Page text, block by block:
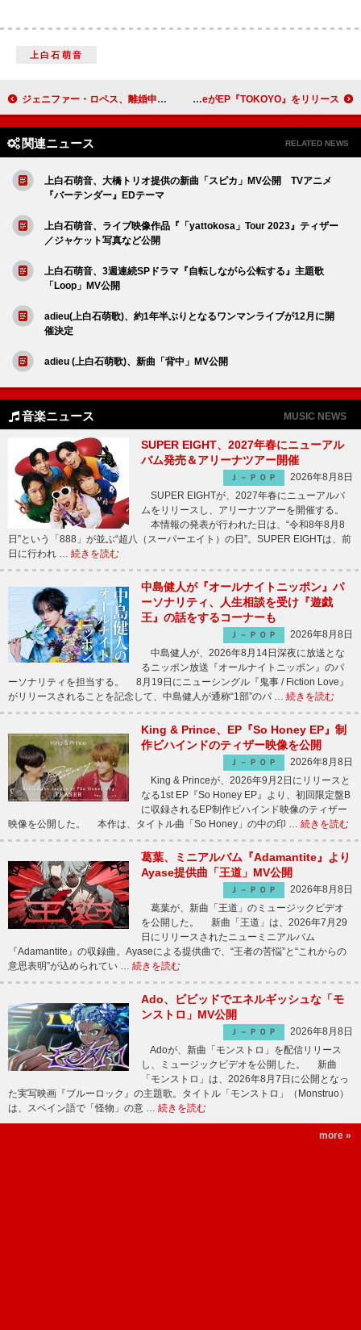
上白石萌音
ジェニファー・ロペス、離婚申請後にベン・アフレックとのロマンスを追ったドキュメンタリーの視聴数が3,000％増加 ヒップホップ＆レゲエのハイブリッドアーティスト、Red EyeがEP『TOKOYO』をリリース
関連ニュース RELATED NEWS
上白石萌音、大橋トリオ提供の新曲「スピカ」MV公開 TVアニメ
『バーテンダー』EDテーマ
上白石萌音、ライブ映像作品『「yattokosa」Tour 2023』ティザー
／ジャケット写真など公開
上白石萌音、3週連続SPドラマ『自転しながら公転する』主題歌
「Loop」MV公開
adieu(上白石萌歌)、約1年半ぶりとなるワンマンライブが12月に開
催決定
adieu (上白石萌歌)、新曲「背中」MV公開
音楽ニュース MUSIC NEWS
SUPER EIGHT、2027年春にニューアル
バム発売＆アリーナツアー開催
Ｊ－ＰＯＰ
2026年8月8日
SUPER EIGHTが、2027年春にニューアルバ
ムをリリースし、アリーナツアーを開催する。
本情報の発表が行われた日は、“令和8年8月8
日”という「888」が並ぶ“超八（スーパーエイト）の日”。SUPER EIGHTは、前
日に行われ … 続きを読む
中島健人が『オールナイトニッポン』パ
ーソナリティ、人生相談を受け『遊戯
王』の話をするコーナーも
Ｊ－ＰＯＰ
2026年8月8日
中島健人が、2026年8月14日深夜に放送とな
るニッポン放送『オールナイトニッポン』のパ
ーソナリティを担当する。 8月19日にニューシングル『鬼事 / Fiction Love』
がリリースされることを記念して、中島健人が通称“1部”のパ … 続きを読む
King & Prince、EP『So Honey EP』制
作ビハインドのティザー映像を公開
Ｊ－ＰＯＰ
2026年8月8日
King & Princeが、2026年9月2日にリリースと
なる1st EP『So Honey EP』より、初回限定盤B
に収録されるEP制作ビハインド映像のティザー
映像を公開した。 本作は、タイトル曲「So Honey」の中の印 … 続きを読む
葛葉、ミニアルバム『Adamantite』より
Ayase提供曲「王道」MV公開
Ｊ－ＰＯＰ
2026年8月8日
葛葉が、新曲「王道」のミュージックビデオ
を公開した。 新曲「王道」は、2026年7月29
日にリリースされたニューミニアルバム
『Adamantite』の収録曲。Ayaseによる提供曲で、“王者の苦悩”と“これからの
意思表明”が込められてい … 続きを読む
Ado、ビビッドでエネルギッシュな「モ
ンストロ」MV公開
Ｊ－ＰＯＰ
2026年8月8日
Adoが、新曲「モンストロ」を配信リリース
し、ミュージックビデオを公開した。 新曲
「モンストロ」は、2026年8月7日に公開となっ
た実写映画『ブルーロック』の主題歌。タイトル「モンストロ」（Monstruo）
は、スペイン語で「怪物」の意 … 続きを読む
more »